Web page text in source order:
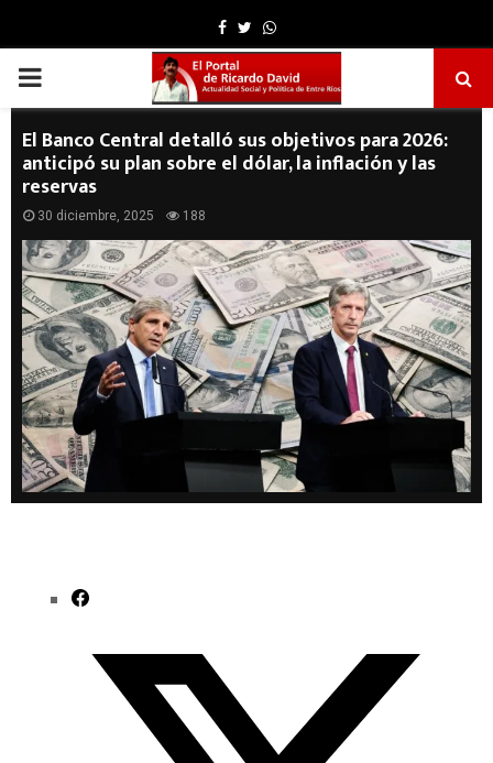
Facebook
TwitterWhatsapp
PRIMARY
MENU
El Banco Central detalló sus objetivos para 2026:
anticipó su plan sobre el dólar, la inflación y las
reservas
30 diciembre, 2025 188